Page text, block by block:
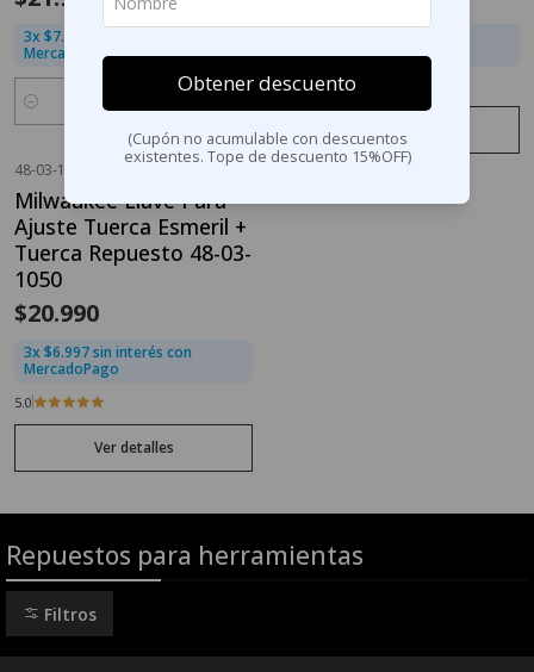
3x $7.330 sin interés con
MercadoPago
Cantidad
Comprar ahora
MercadoPago
48-03-1050
Milwaukee Llave Para
Ajuste Tuerca Esmeril +
Tuerca Repuesto 48-03-
1050
$20.990
3x $6.997 sin interés con
MercadoPago
5.0
Ver detalles
Repuestos para herramientas
Filtros
Obtener descuento
(Cupón no acumulable con descuentos
existentes. Tope de descuento 15%OFF)